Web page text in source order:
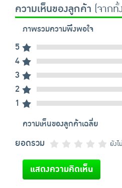
ความเห็นของลูกค้า (จาก
ภาพรวมความพึงพอใจ
5
4
3
2
1
ความเห็นของลูกค้าเฉลี่ย
ยอดรวม ยังไ
แสดงความคิดเห็น